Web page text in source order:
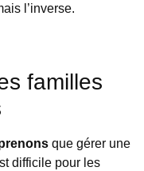
l’inverse.
familles
que gérer une
difficile pour les